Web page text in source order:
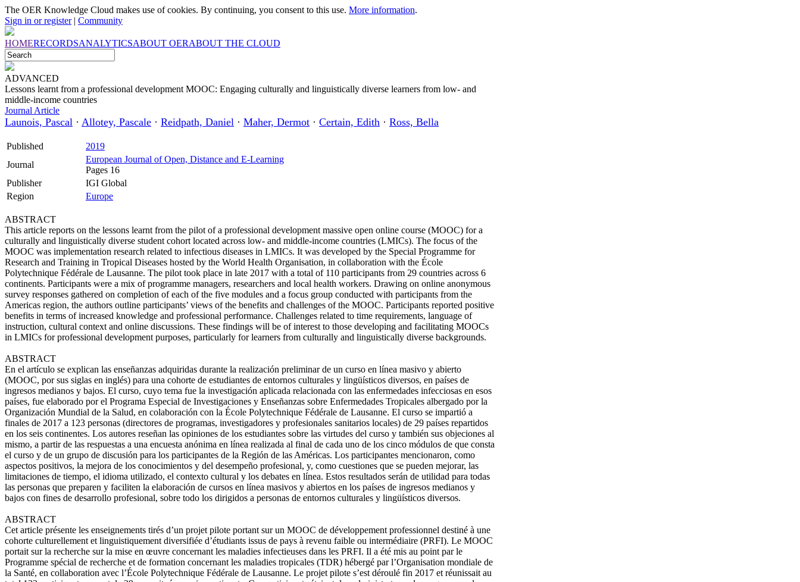
The OER Knowledge Cloud makes use of cookies. By continuing, you consent to this use. More information.
Sign in or register| Community
HOMERECORDSANALYTICSABOUT OERABOUT THE CLOUD
ADVANCED
Lessons learnt from a professional development MOOC: Engaging culturally and linguistically diverse learners from low- and
middle-income countries
Journal Article
Launois, Pascal · Allotey, Pascale · Reidpath, Daniel · Maher, Dermot · Certain, Edith · Ross, Bella
Published
2019
Journal
European Journal of Open, Distance and E-Learning
Pages 16
Publisher
IGI Global
Region
Europe
ABSTRACT
This article reports on the lessons learnt from the pilot of a professional development massive open online course (MOOC) for a
culturally and linguistically diverse student cohort located across low- and middle-income countries (LMICs). The focus of the
MOOC was implementation research related to infectious diseases in LMICs. It was developed by the Special Programme for
Research and Training in Tropical Diseases hosted by the World Health Organisation, in collaboration with the École
Polytechnique Fédérale de Lausanne. The pilot took place in late 2017 with a total of 110 participants from 29 countries across 6
continents. Participants were a mix of programme managers, researchers and local health workers. Drawing on online anonymous
survey responses gathered on completion of each of the five modules and a focus group conducted with participants from the
Americas region, the authors outline participants’ views of the benefits and challenges of the MOOC. Participants reported positive
benefits in terms of increased knowledge and professional performance. Challenges related to time requirements, language of
instruction, cultural context and online discussions. These findings will be of interest to those developing and facilitating MOOCs
in LMICs for professional development purposes, particularly for learners from culturally and linguistically diverse backgrounds.
ABSTRACT
En el artículo se explican las enseñanzas adquiridas durante la realización preliminar de un curso en línea masivo y abierto
(MOOC, por sus siglas en inglés) para una cohorte de estudiantes de entornos culturales y lingüísticos diversos, en países de
ingresos medianos y bajos. El curso, cuyo tema fue la investigación aplicada relacionada con las enfermedades infecciosas en esos
países, fue elaborado por el Programa Especial de Investigaciones y Enseñanzas sobre Enfermedades Tropicales albergado por la
Organización Mundial de la Salud, en colaboración con la École Polytechnique Fédérale de Lausanne. El curso se impartió a
finales de 2017 a 123 personas (directores de programas, investigadores y profesionales sanitarios locales) de 29 países repartidos
en los seis continentes. Los autores reseñan las opiniones de los estudiantes sobre las virtudes del curso y también sus objeciones al
mismo, a partir de las respuestas a una encuesta anónima en línea realizada al final de cada uno de los cinco módulos de que consta
el curso y de un grupo de discusión para los participantes de la Región de las Américas. Los participantes mencionaron, como
aspectos positivos, la mejora de los conocimientos y del desempeño profesional, y, como cuestiones que se pueden mejorar, las
limitaciones de tiempo, el idioma utilizado, el contexto cultural y los debates en línea. Estos resultados serán de utilidad para todas
las personas que preparen y faciliten la elaboración de cursos en línea masivos y abiertos en los países de ingresos medianos y
bajos con fines de desarrollo profesional, sobre todo los dirigidos a personas de entornos culturales y lingüísticos diversos.
ABSTRACT
Cet article présente les enseignements tirés d’un projet pilote portant sur un MOOC de développement professionnel destiné à une
cohorte culturellement et linguistiquement diversifiée d’étudiants issus de pays à revenu faible ou intermédiaire (PRFI). Le MOOC
portait sur la recherche sur la mise en œuvre concernant les maladies infectieuses dans les PRFI. Il a été mis au point par le
Programme spécial de recherche et de formation concernant les maladies tropicales (TDR) hébergé par l’Organisation mondiale de
la Santé, en collaboration avec l’École Polytechnique Fédérale de Lausanne. Le projet pilote s’est déroulé fin 2017 et réunissait au